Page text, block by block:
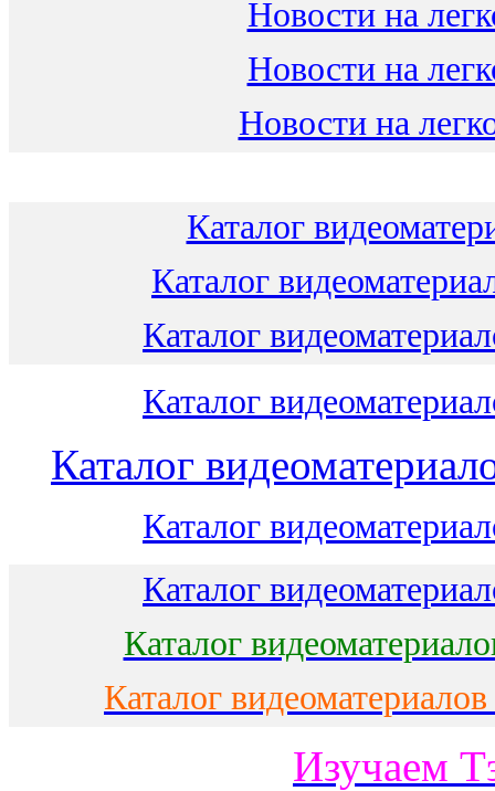
Новости на
Новости на
Новости на
Каталог
Каталог
Каталог
Каталог
Каталог
Каталог
Каталог
Каталог
Каталог
Изучаем